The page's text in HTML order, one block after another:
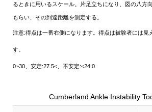
るときに用いるスケール。片足立ちになり、図の八方
もらい、その到達距離を測定する。
注意:得点は一番右側になります。得点は被験者には見
す。
0~30、安定:27.5<、不安定:<24.0
Cumberland Ankle Instability